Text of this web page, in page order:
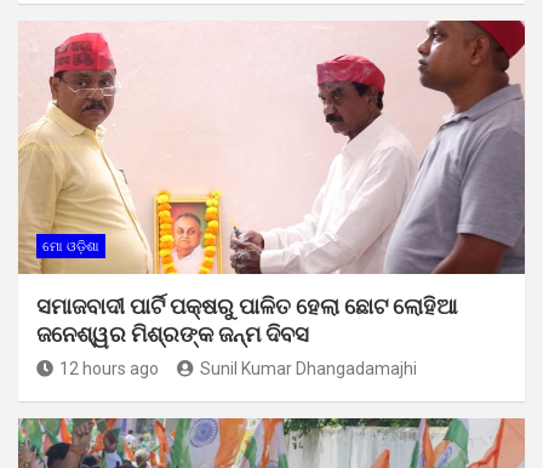
ମୋ ଓଡ଼ିଶା
ସମାଜବାଦୀ ପାର୍ଟି ପକ୍ଷରୁ ପାଳିତ ହେଲା ଛୋଟ ଲୋହିଆ
ଜନେଶ୍ୱର ମିଶ୍ରଙ୍କ ଜନ୍ମ ଦିବସ
12 hours ago Sunil Kumar Dhangadamajhi